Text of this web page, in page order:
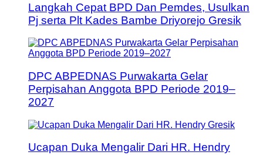
Langkah Cepat BPD Dan Pemdes, Usulkan
Pj serta Plt Kades Bambe Driyorejo Gresik
DPC ABPEDNAS Purwakarta Gelar
Perpisahan Anggota BPD Periode 2019–
2027
Ucapan Duka Mengalir Dari HR. Hendry